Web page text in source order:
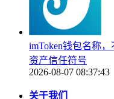
imToken钱包名称
资产信任符号
2026-08-07 08:37:43
关于我们